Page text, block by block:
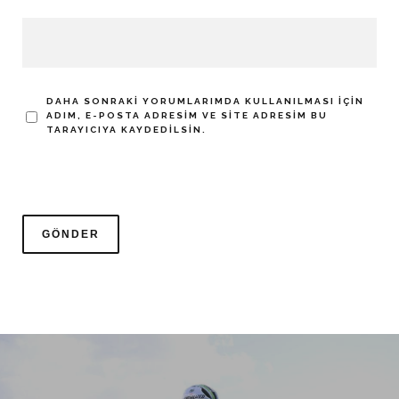
DAHA SONRAKI YORUMLARIMDA KULLANILMASI IÇIN
ADIM, E-POSTA ADRESIM VE SITE ADRESIM BU
TARAYICIYA KAYDEDILSIN.